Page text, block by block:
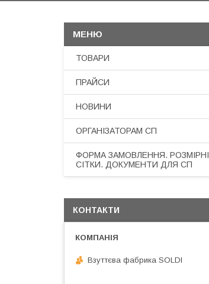
ТОВАРИ
ПРАЙСИ
НОВИНИ
ОРГАНІЗАТОРАМ СП
ФОРМА ЗАМОВЛЕННЯ. РОЗМІРНІ
СІТКИ. ДОКУМЕНТИ ДЛЯ СП
КОНТАКТИ
Взуттєва фабрика SOLDI